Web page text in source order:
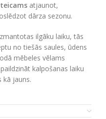
atjaunot,
dārza sezonu.
ilgāku laiku, tās
no tiešās saules, ūdens
mēbeles vēlams
kalpošanas laiku
kā jauns.